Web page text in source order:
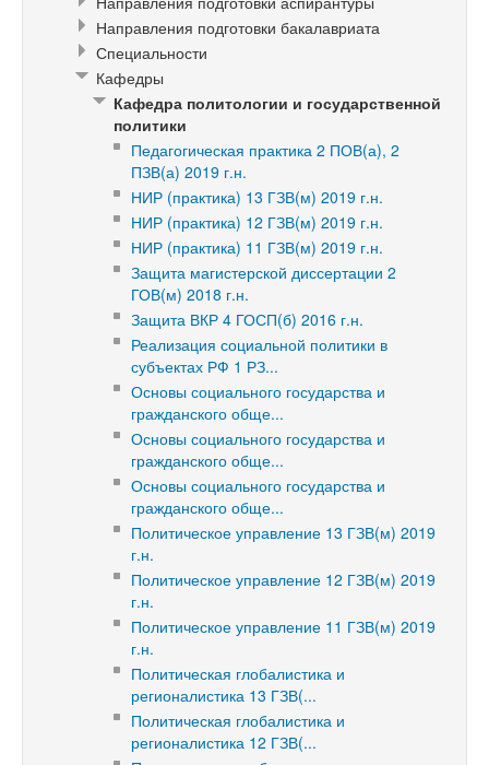
Направления подготовки бакалавриата
Специальности
Кафедры
Кафедра политологии и государственной
политики
Педагогическая практика 2 ПОВ(а), 2
ПЗВ(а) 2019 г.н.
НИР (практика) 13 ГЗВ(м) 2019 г.н.
НИР (практика) 12 ГЗВ(м) 2019 г.н.
НИР (практика) 11 ГЗВ(м) 2019 г.н.
Защита магистерской диссертации 2
ГОВ(м) 2018 г.н.
Защита ВКР 4 ГОСП(б) 2016 г.н.
Реализация социальной политики в
субъектах РФ 1 РЗ...
Основы социального государства и
гражданского обще...
Основы социального государства и
гражданского обще...
Основы социального государства и
гражданского обще...
Политическое управление 13 ГЗВ(м) 2019
г.н.
Политическое управление 12 ГЗВ(м) 2019
г.н.
Политическое управление 11 ГЗВ(м) 2019
г.н.
Политическая глобалистика и
регионалистика 13 ГЗВ(...
Политическая глобалистика и
регионалистика 12 ГЗВ(...